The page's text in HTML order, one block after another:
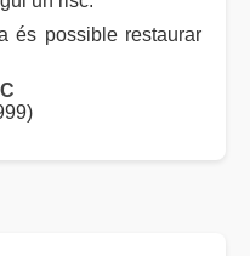
és possible restaurar